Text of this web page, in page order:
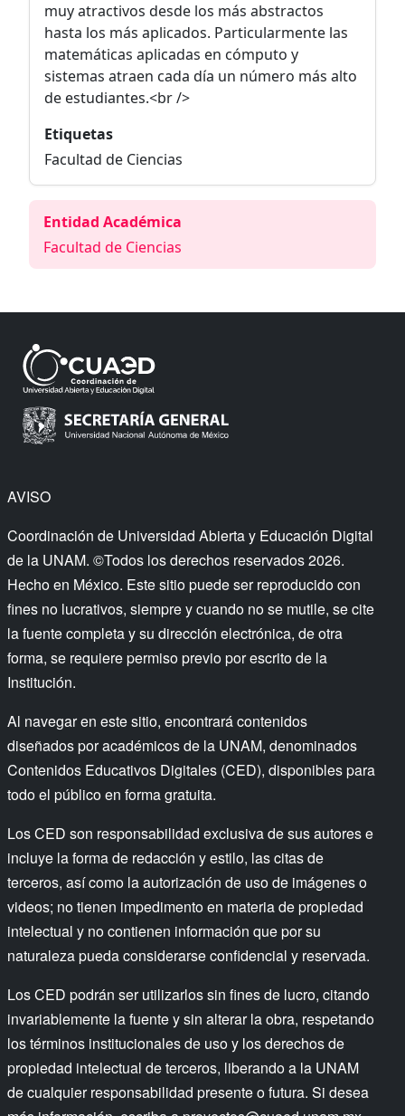
muy atractivos desde los más abstractos
hasta los más aplicados. Particularmente las
matemáticas aplicadas en cómputo y
sistemas atraen cada día un número más alto
de estudiantes.<br />
Etiquetas
Facultad de Ciencias
Entidad Académica
Facultad de Ciencias
AVISO
Coordinación de Universidad Abierta y Educación Digital
de la UNAM. ©Todos los derechos reservados 2026.
Hecho en México. Este sitio puede ser reproducido con
fines no lucrativos, siempre y cuando no se mutile, se cite
la fuente completa y su dirección electrónica, de otra
forma, se requiere permiso previo por escrito de la
Institución.
Al navegar en este sitio, encontrará contenidos
diseñados por académicos de la UNAM, denominados
Contenidos Educativos Digitales (CED), disponibles para
todo el público en forma gratuita.
Los CED son responsabilidad exclusiva de sus autores e
incluye la forma de redacción y estilo, las citas de
terceros, así como la autorización de uso de imágenes o
videos; no tienen impedimento en materia de propiedad
intelectual y no contienen información que por su
naturaleza pueda considerarse confidencial y reservada.
Los CED podrán ser utilizarlos sin fines de lucro, citando
invariablemente la fuente y sin alterar la obra, respetando
los términos institucionales de uso y los derechos de
propiedad intelectual de terceros, liberando a la UNAM
de cualquier responsabilidad presente o futura. Si desea